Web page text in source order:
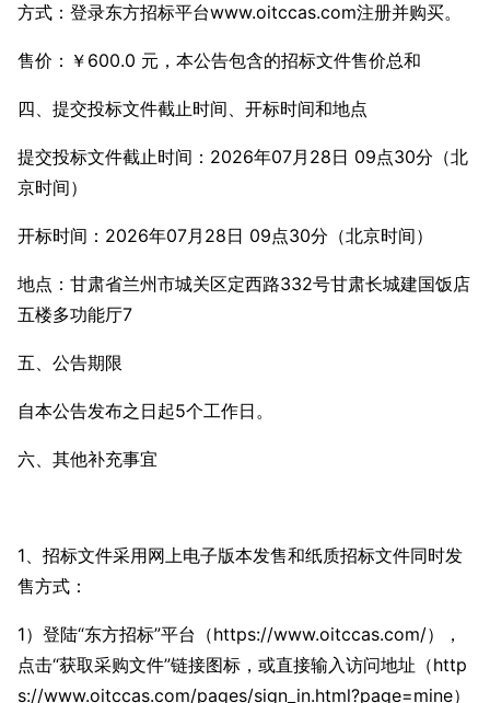
方式：登录东方招标平台www.oitccas.com注册并购买。
售价：￥600.0 元，本公告包含的招标文件售价总和
四、提交投标文件截止时间、开标时间和地点
提交投标文件截止时间：2026年07月28日 09点30分（北
京时间）
开标时间：2026年07月28日 09点30分（北京时间）
地点：甘肃省兰州市城关区定西路332号甘肃长城建国饭店
五楼多功能厅7
五、公告期限
自本公告发布之日起5个工作日。
六、其他补充事宜
1、招标文件采用网上电子版本发售和纸质招标文件同时发
售方式：
1）登陆“东方招标”平台（https://www.oitccas.com/），
点击“获取采购文件”链接图标，或直接输入访问地址（http
s://www.oitccas.com/pages/sign_in.html?page=mine）